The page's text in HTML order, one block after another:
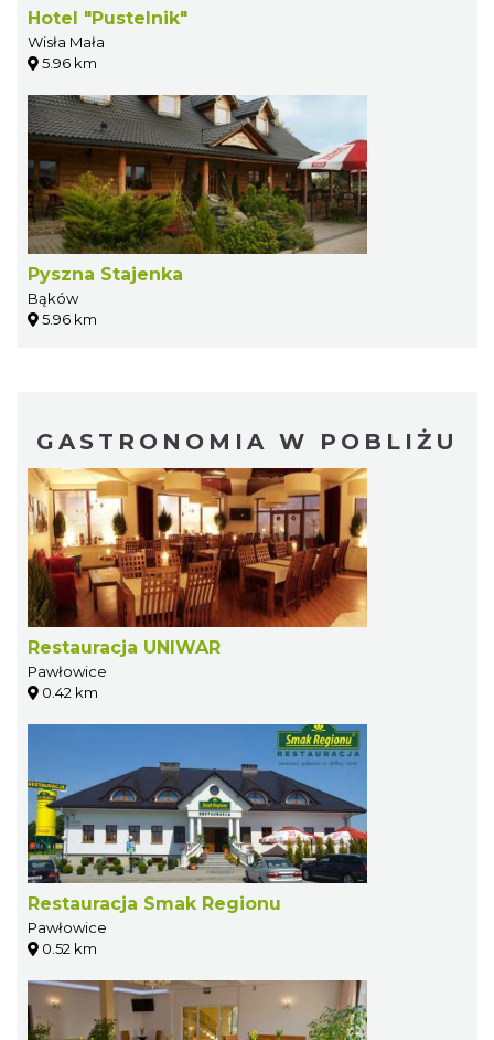
Hotel "Pustelnik"
Wisła Mała
5.96 km
Pyszna Stajenka
Bąków
5.96 km
GASTRONOMIA W POBLIŻU
Restauracja UNIWAR
Pawłowice
0.42 km
Restauracja Smak Regionu
Pawłowice
0.52 km